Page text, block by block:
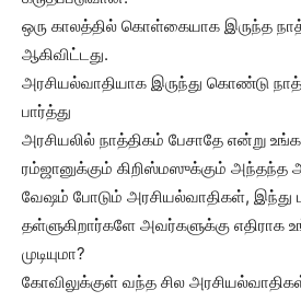
ஒரு காலத்தில் கொள்கையாக இருந்த
ஆகிவிட்டது.
அரசியல்வாதியாக இருந்து கொண்டு
பார்த்து
அரசியலில் நாத்திகம் பேசாதே என்று
ரம்ஜானுக்கும் கிறிஸ்மஸுக்கும்
வேஷம் போடும் அரசியல்வாதிகள், இந்து
தள்ளுகிறார்களே அவர்களுக்கு எதிராக
முடியுமா?
கோவிலுக்குள் வந்த சில